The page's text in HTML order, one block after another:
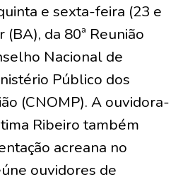
e sexta-feira (23 e
da 80ª Reunião
Nacional de
Público dos
(CNOMP). A ouvidora-
Ribeiro também
acreana no
ouvidores de